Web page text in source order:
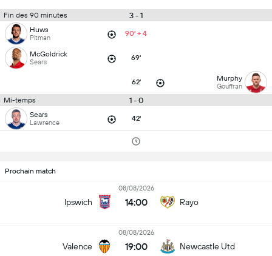
Fin des 90 minutes 3 - 1
Huws
Pitman 90' + 4
McGoldrick
Sears 69'
62' Murphy
Gouffran
Mi-temps 1 - 0
Sears
Lawrence 42'
Prochain match
Ipswich
08/08/2026
14:00 Rayo
Valence
08/08/2026
19:00 Newcastle Utd